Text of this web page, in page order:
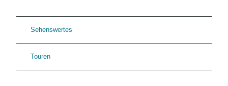
Sehenswertes
Touren